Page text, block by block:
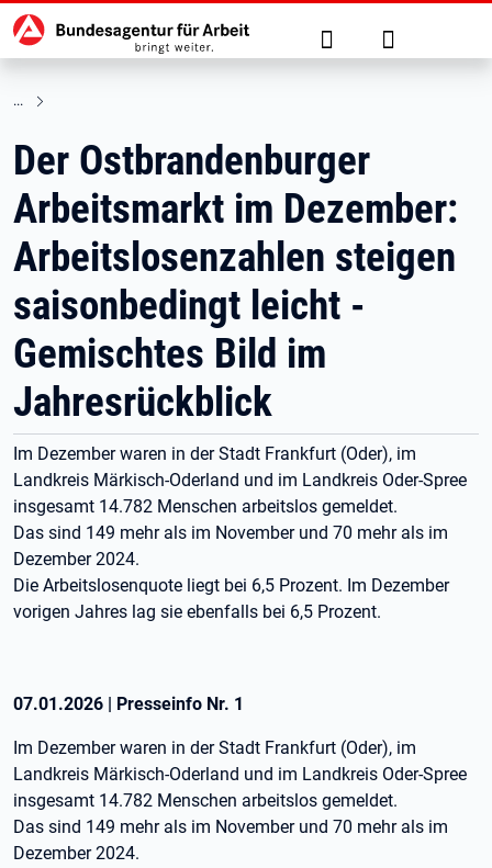
zu den Hauptinhalten springen
Hauptnavigation Suche Anmelden
Der Ostbrandenburger
Arbeitsmarkt im Dezember:
Arbeitslosenzahlen steigen
saisonbedingt leicht -
Gemischtes Bild im
Jahresrückblick
Im Dezember waren in der Stadt Frankfurt (Oder), im
Landkreis Märkisch-Oderland und im Landkreis Oder-Spree
insgesamt 14.782 Menschen arbeitslos gemeldet.
Das sind 149 mehr als im November und 70 mehr als im
Dezember 2024.
Die Arbeitslosenquote liegt bei 6,5 Prozent. Im Dezember
vorigen Jahres lag sie ebenfalls bei 6,5 Prozent.
07.01.2026 | Presseinfo Nr. 1
Im Dezember waren in der Stadt Frankfurt (Oder), im
Landkreis Märkisch-Oderland und im Landkreis Oder-Spree
insgesamt 14.782 Menschen arbeitslos gemeldet.
Das sind 149 mehr als im November und 70 mehr als im
Dezember 2024.